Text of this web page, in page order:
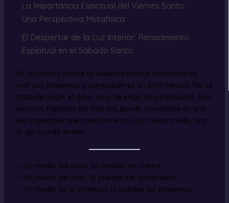
La Importancia Espiritual del Viernes Santo:
Una Perspectiva Metafísica
El Despertar de la Luz Interior: Renacimiento
Espiritual en el Sábado Santo
En un mundo donde la violencia parece normalizarse,
vivir con presencia y compasión es un acto heroico. No se
trata de negar el dolor, sino de elegir no perpetuarlo. Esa
elección, repetida día tras día, puede convertirse en una
ola imparable que transforme no solo nuestra vida, sino
la del mundo entero.
✨ En medio del ruido, tú puedes ser calma.
✨ En medio del odio, tú puedes ser compasión.
✨ En medio de la violencia, tú puedes ser presencia.